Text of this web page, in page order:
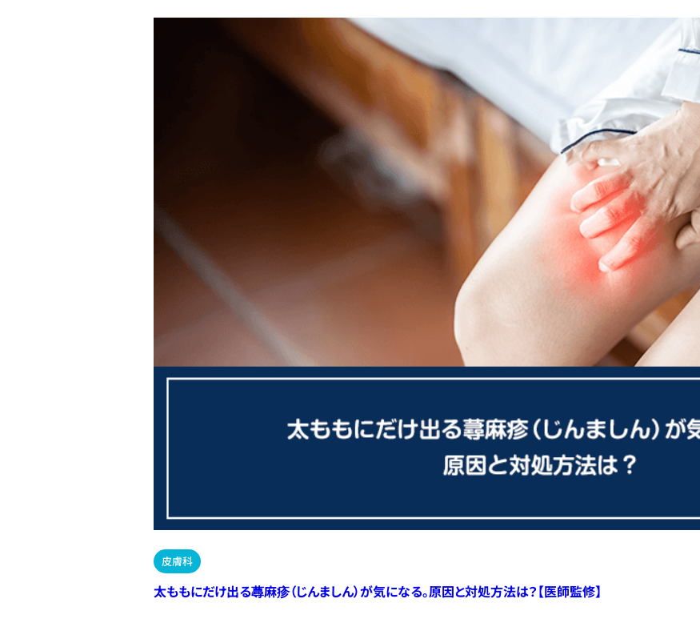
皮膚科
太ももにだけ出る蕁麻疹（じんましん）が気になる。原因と対処方法は？【医師監修】